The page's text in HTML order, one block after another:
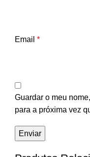
Email *
Guardar o meu
para a próxima vez